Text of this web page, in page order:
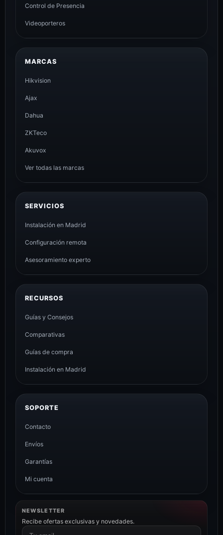
Control de Presencia
Videoporteros
MARCAS
Hikvision
Ajax
Dahua
ZKTeco
Akuvox
Ver todas las marcas
SERVICIOS
Instalación en Madrid
Configuración remota
Asesoramiento experto
RECURSOS
Guías y Consejos
Comparativas
Guías de compra
Instalación en Madrid
SOPORTE
Contacto
Envíos
Garantías
Mi cuenta
NEWSLETTER
Recibe ofertas exclusivas y novedades.
Correo